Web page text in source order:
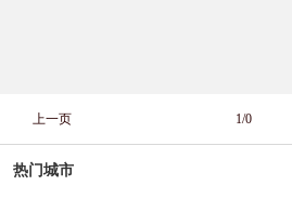
上一页 1/0
热门城市